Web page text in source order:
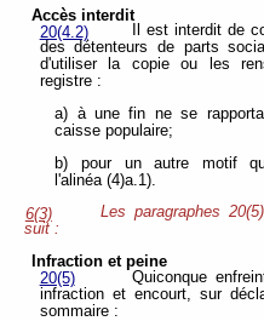
Accès interdit
20(4.2)
Il est interdit de
des détenteurs de parts
d'utiliser la copie ou les
registre :
a) à une fin ne se
caisse populaire;
b) pour un autre motif
l'alinéa (4)a.1).
6(3)
Les paragraphes
suit :
Infraction et peine
20(5)
Quiconque
infraction et encourt, sur
sommaire :